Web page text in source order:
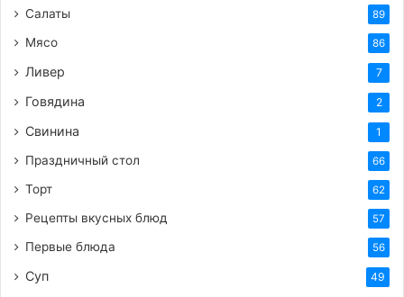
Салаты 89
Мясо 86
Ливер 7
Говядина 2
Свинина 1
Праздничный стол 66
Торт 62
Рецепты вкусных блюд 57
Первые блюда 56
Суп 49